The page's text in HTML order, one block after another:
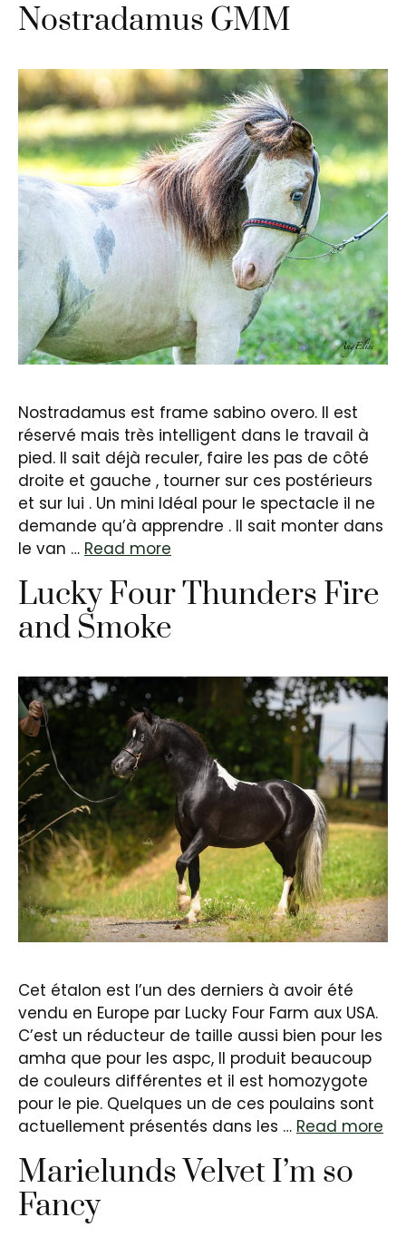
Nostradamus GMM
Nostradamus est frame sabino overo. Il est
réservé mais très intelligent dans le travail à
pied. Il sait déjà reculer, faire les pas de côté
droite et gauche , tourner sur ces postérieurs
et sur lui . Un mini Idéal pour le spectacle il ne
demande qu’à apprendre . Il sait monter dans
le van … Read more
Lucky Four Thunders Fire
and Smoke
Cet étalon est l’un des derniers à avoir été
vendu en Europe par Lucky Four Farm aux USA.
C’est un réducteur de taille aussi bien pour les
amha que pour les aspc, Il produit beaucoup
de couleurs différentes et il est homozygote
pour le pie. Quelques un de ces poulains sont
actuellement présentés dans les … Read more
Marielunds Velvet I’m so
Fancy